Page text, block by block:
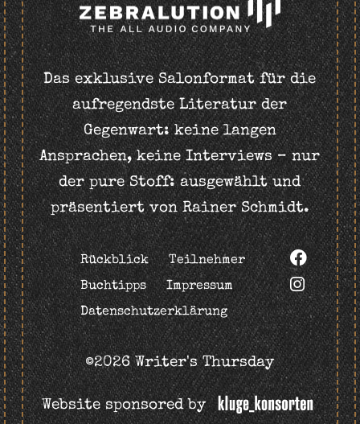
Das exklusive Salonformat für die
aufregendste Literatur der
Gegenwart: keine langen
Ansprachen, keine Interviews – nur
der pure Stoff: ausgewählt und
präsentiert von Rainer Schmidt.
Rückblick
Teilnehmer
Buchtipps
Impressum
Datenschutzerklärung
©2026 Writer's Thursday
Website sponsored by